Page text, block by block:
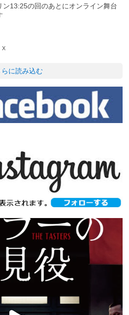
ン13:25の回のあとにオンライン舞台
X
らに読み込む